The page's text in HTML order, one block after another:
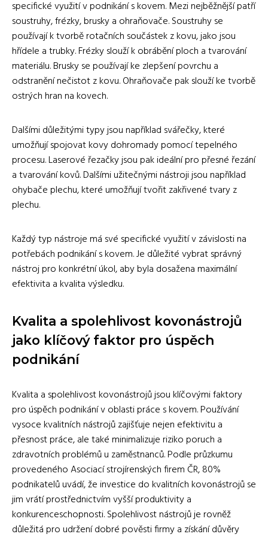
specifické využití v podnikání s kovem. Mezi nejběžnější patří
soustruhy, frézky, brusky a ohraňovače. Soustruhy se
používají k tvorbě rotačních součástek z kovu, jako jsou
hřídele a trubky. Frézky slouží k obrábění ploch a tvarování
materiálu. Brusky se používají ke zlepšení povrchu a
odstranění nečistot z kovu. Ohraňovače pak slouží ke tvorbě
ostrých hran na kovech.
Dalšími důležitými typy jsou například svářečky, které
umožňují spojovat kovy dohromady pomocí tepelného
procesu. Laserové řezačky jsou pak ideální pro přesné řezání
a tvarování kovů. Dalšími užitečnými nástroji jsou například
ohybače plechu, které umožňují tvořit zakřivené tvary z
plechu.
Každý typ nástroje má své specifické využití v závislosti na
potřebách podnikání s kovem. Je důležité vybrat správný
nástroj pro konkrétní úkol, aby byla dosažena maximální
efektivita a kvalita výsledku.
Kvalita a spolehlivost kovonástrojů
jako klíčový faktor pro úspěch
podnikání
Kvalita a spolehlivost kovonástrojů jsou klíčovými faktory
pro úspěch podnikání v oblasti práce s kovem. Používání
vysoce kvalitních nástrojů zajišťuje nejen efektivitu a
přesnost práce, ale také minimalizuje riziko poruch a
zdravotních problémů u zaměstnanců. Podle průzkumu
provedeného Asociací strojírenských firem ČR, 80%
podnikatelů uvádí, že investice do kvalitních kovonástrojů se
jim vrátí prostřednictvím vyšší produktivity a
konkurenceschopnosti. Spolehlivost nástrojů je rovněž
důležitá pro udržení dobré pověsti firmy a získání důvěry